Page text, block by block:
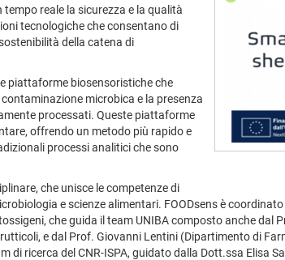
reale la sicurezza e la qualità
tecnologiche che consentano di
della catena di
piattaforme biosensoristiche che
microbica e la presenza
processati. Queste piattaforme
offrendo un metodo più rapido e
processi analitici che sono
che unisce le competenze di
e scienze alimentari. FOODsens è
che guida il team UNIBA composto anche dal
e dal Prof. Giovanni Lentini (Dipartimento di
di ricerca del CNR-ISPA, guidato dalla Dott.ssa Elisa